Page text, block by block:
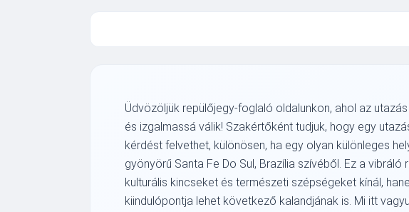
Üdvözöljük repülőjegy-foglaló oldalunkon, ahol az
és izgalmassá válik! Szakértőként tudjuk, hogy egy
kérdést felvethet, különösen, ha egy olyan különleges
gyönyörű Santa Fe Do Sul, Brazília szívéből. Ez a vibráló
kulturális kincseket és természeti szépségeket kínál,
kiindulópontja lehet következő kalandjának is. Mi itt